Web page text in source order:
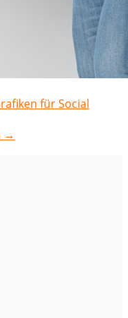
für Social
→